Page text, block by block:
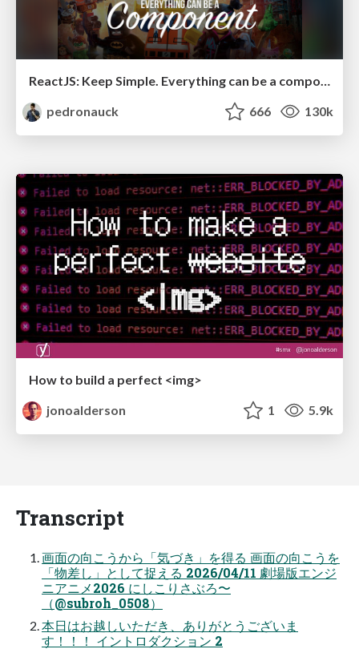
ReactJS: Keep Simple. Everything can be a component!
pedronauck
666 130k
How to build a perfect <img>
jonoalderson
1 5.9k
Transcript
画面の向こうから「気づき」を得る 画面の向こうを
「物差し」として捉える 2026/04/11 劇場版エンジ
ニアニメ2026 にしこりさぶろ〜
（@subroh_0508）
本日はお越しいただき、ありがとうございま
す！！！ イントロダクション 2